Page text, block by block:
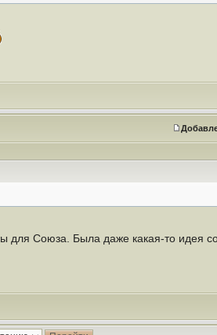
для Союза. Была даже какая-то идея